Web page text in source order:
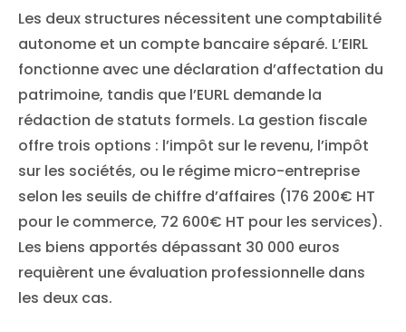
Les deux structures nécessitent une comptabilité
autonome et un compte bancaire séparé. L’EIRL
fonctionne avec une déclaration d’affectation du
patrimoine, tandis que l’EURL demande la
rédaction de statuts formels. La gestion fiscale
offre trois options : l’impôt sur le revenu, l’impôt
sur les sociétés, ou le régime micro-entreprise
selon les seuils de chiffre d’affaires (176 200€ HT
pour le commerce, 72 600€ HT pour les services).
Les biens apportés dépassant 30 000 euros
requièrent une évaluation professionnelle dans
les deux cas.